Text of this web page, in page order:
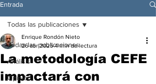
Entrada
Todas las publicaciones
Análisis
Opinión
Todas las publicaciones
La metodología CEFE
impactará con
Enrique Rondón Nieto
26 abr 2025 4 min de lectura